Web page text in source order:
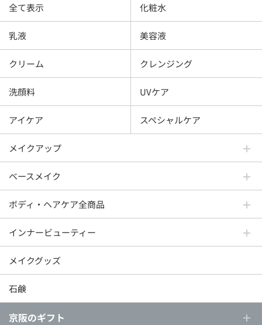
全て表示 化粧水
乳液 美容液
クリーム クレンジング
洗顔料 UVケア
アイケア スペシャルケア
メイクアップ
ベースメイク
ボディ・ヘアケア全商品
インナービューティー
メイクグッズ
石鹸
京阪のギフト